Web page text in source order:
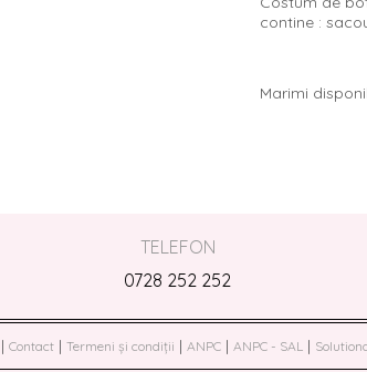
contine :
Marimi
TELEFON
0728 252 252
| Contact | Termeni și condiții | ANPC | ANPC - SAL |